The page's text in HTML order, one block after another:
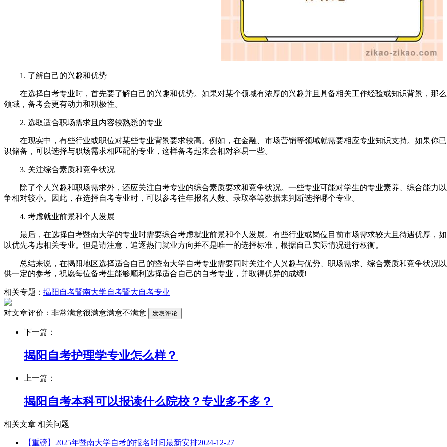
1. 了解自己的兴趣和优势
在选择自考专业时，首先要了解自己的兴趣和优势。如果对某个领域有浓厚的兴趣并且具备相关工作经验或知识背景，那
领域，备考会更有动力和积极性。
2. 选取适合职场需求且内容较熟悉的专业
在现实中，有些行业或职位对某些专业背景要求较高。例如，在金融、市场营销等领域就需要相应专业知识支持。如果你
识储备，可以选择与职场需求相匹配的专业，这样备考起来会相对容易一些。
3. 关注综合素质和竞争状况
除了个人兴趣和职场需求外，还应关注自考专业的综合素质要求和竞争状况。一些专业可能对学生的专业素养、综合能力
争相对较小。因此，在选择自考专业时，可以参考往年报名人数、录取率等数据来判断选择哪个专业。
4. 考虑就业前景和个人发展
最后，在选择自考暨南大学的专业时需要综合考虑就业前景和个人发展。有些行业或岗位目前市场需求较大且待遇优厚，
以优先考虑相关专业。但是请注意，追逐热门就业方向并不是唯一的选择标准，根据自己实际情况进行权衡。
总结来说，在揭阳地区选择适合自己的暨南大学自考专业需要同时关注个人兴趣与优势、职场需求、综合素质和竞争状况
供一定的参考，祝愿每位备考生能够顺利选择适合自己的自考专业，并取得优异的成绩!
相关专题： 揭阳自考暨南大学自考暨大自考专业
对文章评价： 非常满意很满意满意不满意
下一篇：
揭阳自考护理学专业怎么样？
上一篇：
揭阳自考本科可以报读什么院校？专业多不多？
相关文章 相关问题
【重磅】2025年暨南大学自考的报名时间最新安排2024-12-27